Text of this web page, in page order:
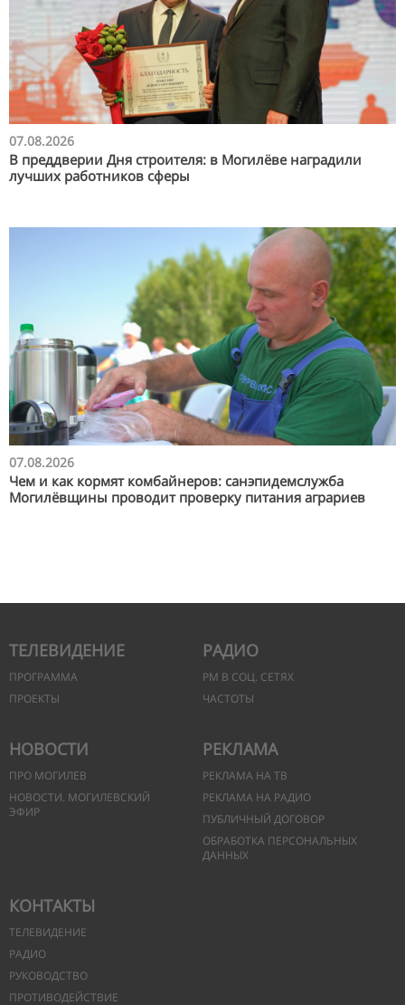
07.08.2026
В преддверии Дня строителя: в Могилёве наградили
лучших работников сферы
07.08.2026
Чем и как кормят комбайнеров: санэпидемслужба
Могилёвщины проводит проверку питания аграриев
ТЕЛЕВИДЕНИЕ
ПРОГРАММА
ПРОЕКТЫ
РАДИО
РМ В СОЦ. СЕТЯХ
ЧАСТОТЫ
НОВОСТИ
ПРО МОГИЛЕВ
НОВОСТИ. МОГИЛЕВСКИЙ
ЭФИР
РЕКЛАМА
РЕКЛАМА НА ТВ
РЕКЛАМА НА РАДИО
ПУБЛИЧНЫЙ ДОГОВОР
ОБРАБОТКА ПЕРСОНАЛЬНЫХ
ДАННЫХ
КОНТАКТЫ
ТЕЛЕВИДЕНИЕ
РАДИО
РУКОВОДСТВО
ПРОТИВОДЕЙСТВИЕ